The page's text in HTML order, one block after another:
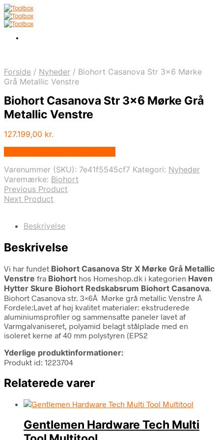
Forside / Nyheder / Biohort Casanova Str 3×6 Mørke
Grå Metallic Venstre
Biohort Casanova Str 3×6 Mørke Grå
Metallic Venstre
127.199,00 kr.
Varenummer (SKU): 7e41f5545cf7 Kategori: Nyheder
Varemærke: Biohort
Previous Product
Next Product
Beskrivelse
Beskrivelse
Vi har fundet Biohort Casanova Str X Mørke Grå Metallic
Venstre fra Biohort hos Homeshop.dk i kategorien Haven
Hytter Skure Biohort Redskabsrum Biohort Casanova.
Biohort Casanova str. 3×6Â Mørke grå metallic Venstre Â
Fordele:Lavet af høj kvalitet materialer: ekstruderede
aluminiumsprofiler og sammensatte paneler lavet af
Varmgalvaniseret, polyamid belagt stålplade med en
isoleret kerne af 40 mm polystyren (EPS2
Yderlige produktinformationer:
Produkt id: 1223704
Relaterede varer
Gentlemen Hardware Tech Multi